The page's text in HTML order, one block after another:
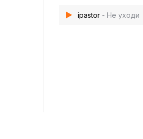
ipastor - Не уходи